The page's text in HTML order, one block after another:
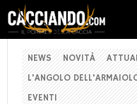
NEWS NOVITÀ
L'ANGOLO
EVENTI